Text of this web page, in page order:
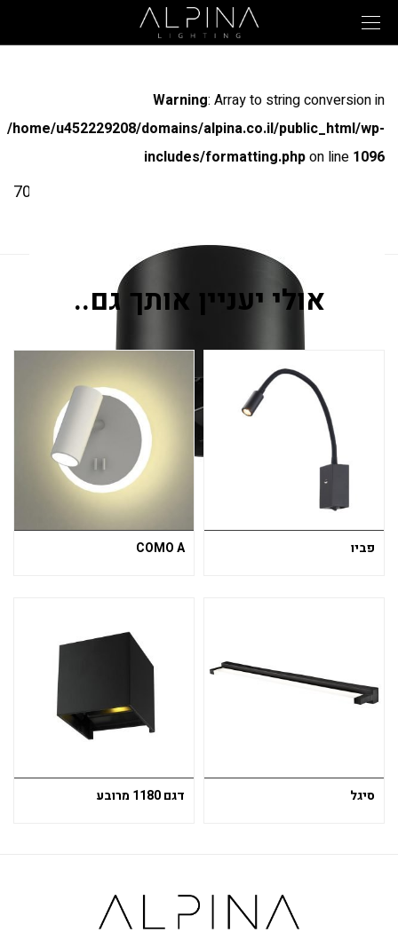
Warning: Array to string conversion in
/home/u452229208/domains/alpina.co.il/public_html/wp-
includes/formatting.phpon line 1096
אולי יעניין אותך גם..
פביו COMO A
סיגל דגם 1180 מרובע